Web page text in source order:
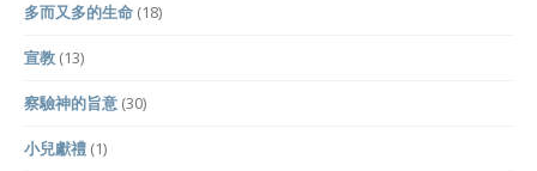
多而又多的生命 (18)
宣教 (13)
察驗神的旨意 (30)
小兒獻禮 (1)